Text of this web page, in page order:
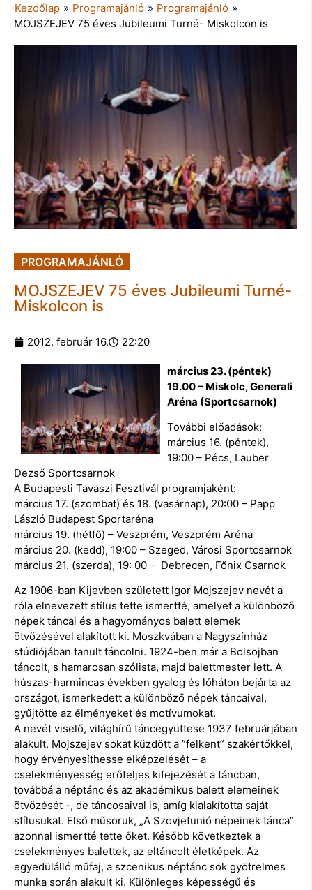
Kezdőlap » Programajánló » Programajánló »
MOJSZEJEV 75 éves Jubileumi Turné- Miskolcon is
PROGRAMAJÁNLÓ
MOJSZEJEV 75 éves Jubileumi Turné-
Miskolcon is
2012. február 16. 22:20
március 23. (péntek)
19.00 – Miskolc, Generali
Aréna (Sportcsarnok)
További előadások:
március 16. (péntek),
19:00 – Pécs, Lauber
Dezső Sportcsarnok
A Budapesti Tavaszi Fesztivál programjaként:
március 17. (szombat) és 18. (vasárnap), 20:00 – Papp
László Budapest Sportaréna
március 19. (hétfő) – Veszprém, Veszprém Aréna
március 20. (kedd), 19:00 – Szeged, Városi Sportcsarnok
március 21. (szerda), 19: 00 – Debrecen, Főnix Csarnok
Az 1906-ban Kijevben született Igor Mojszejev nevét a
róla elnevezett stílus tette ismertté, amelyet a különböző
népek táncai és a hagyományos balett elemek
ötvözésével alakított ki. Moszkvában a Nagyszínház
stúdiójában tanult táncolni. 1924-ben már a Bolsojban
táncolt, s hamarosan szólista, majd balettmester lett. A
húszas-harmincas években gyalog és lóháton bejárta az
országot, ismerkedett a különböző népek táncaival,
gyűjtötte az élményeket és motívumokat.
A nevét viselő, világhírű táncegyüttese 1937 februárjában
alakult. Mojszejev sokat küzdött a ”felkent” szakértőkkel,
hogy érvényesíthesse elképzelését – a
cselekményesség erőteljes kifejezését a táncban,
továbbá a néptánc és az akadémikus balett elemeinek
ötvözését -, de táncosaival is, amíg kialakította saját
stílusukat. Első műsoruk, „A Szovjetunió népeinek tánca”
azonnal ismertté tette őket. Később következtek a
cselekményes balettek, az eltáncolt életképek. Az
egyedülálló műfaj, a szcenikus néptánc sok gyötrelmes
munka során alakult ki. Különleges képességű és